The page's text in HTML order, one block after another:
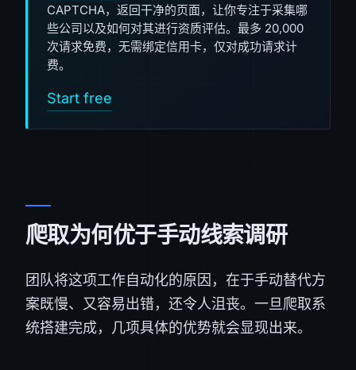
CAPTCHA，返回干净的页面，让你专注于采集哪
些公司以及如何对其进行资质评估。最多 20,000
次请求免费，无需绑定信用卡，仅对成功请求计
费。
Start free
爬取为何优于手动线索调研
团队将这项工作自动化的原因，在于手动替代方
案既慢、又容易出错，还令人沮丧。一旦爬取系
统搭建完成，几项具体的优势就会显现出来。